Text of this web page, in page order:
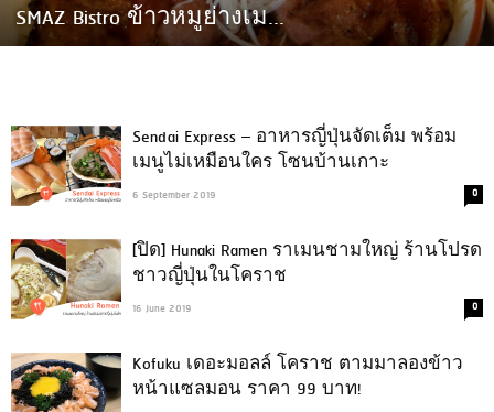
SMAZ Bistro ข้าวหมูย่างเม...
Sendai Express – อาหารญี่ปุ่นจัดเต็ม พร้อม
เมนูไม่เหมือนใคร โซนบ้านเกาะ
6 September 2019 0
[ปิด] Hunaki Ramen ราเมนชามใหญ่ ร้านโปรด
ชาวญี่ปุ่นในโคราช
16 June 2019 0
Kofuku เดอะมอลล์ โคราช ตามมาลองข้าว
หน้าแซลมอน ราคา 99 บาท!